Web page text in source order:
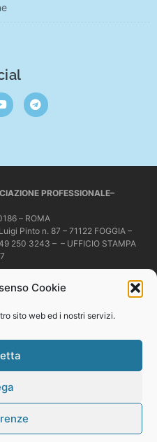
Cookie
sito web ed i nostri servizi.
PROFESSIONALE–
– ROMA
Pinto n. 87 – 71122 FOGGIA –
250 3243 – – UFFICIO STAMPA
presenti in questo sito se non